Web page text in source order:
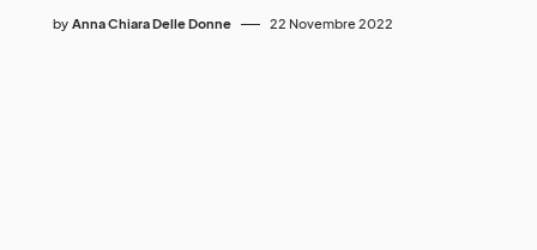
by Anna Chiara Delle Donne 22 Novembre 2022